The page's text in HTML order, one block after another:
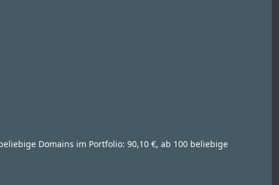
Domains im Portfolio: 90,10 €, ab 100 beliebige